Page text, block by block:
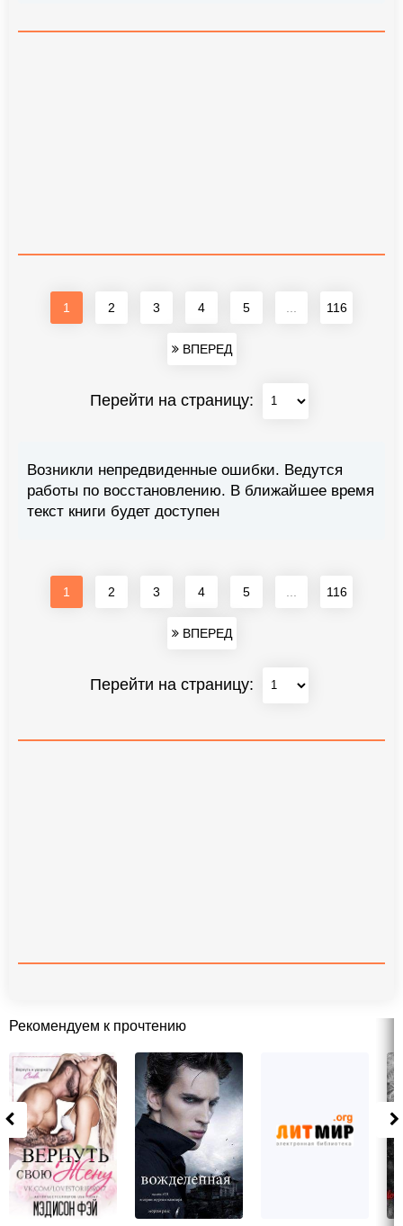
1 2 3 4 5 116
ВПЕРЕД
Перейти на страницу:
Возникли непредвиденные ошибки. Ведутся
работы по восстановлению. В ближайшее время
текст книги будет доступен
1 2 3 4 5 116
ВПЕРЕД
Перейти на страницу:
Рекомендуем к прочтению